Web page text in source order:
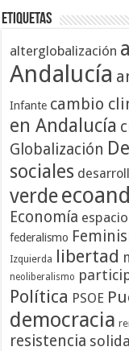
Etiquetas
alterglobalización
Andalucía
Infante cambio
en Andalucía
Globalización
sociales
verde
Economía
federalismo
Izquierda libertad
neoliberalismo
Política PSOE
democracia
resistencia